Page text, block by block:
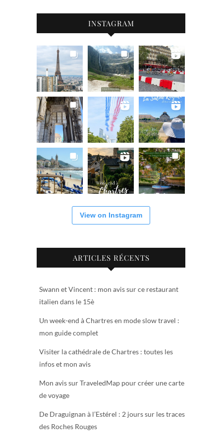
INSTAGRAM
View on Instagram
ARTICLES RÉCENTS
Swann et Vincent : mon avis sur ce restaurant
italien dans le 15è
Un week-end à Chartres en mode slow travel :
mon guide complet
Visiter la cathédrale de Chartres : toutes les
infos et mon avis
Mon avis sur TraveledMap pour créer une carte
de voyage
De Draguignan à l’Estérel : 2 jours sur les traces
des Roches Rouges